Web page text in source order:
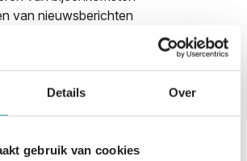
Details Over
gebruik van cookies
van nieuwsberichten
van vragen en het verstrekken
basis uitvoeren van een analyse
van de website of dienst
als kandidaat- deelnemer van het
om uitvoering te geven aan de